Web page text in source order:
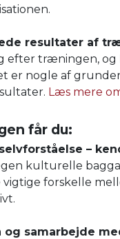
resultater af
efter træningen, og
er nogle af
Læs mere
får du:
–
kulturelle
forskelle
samarbejde